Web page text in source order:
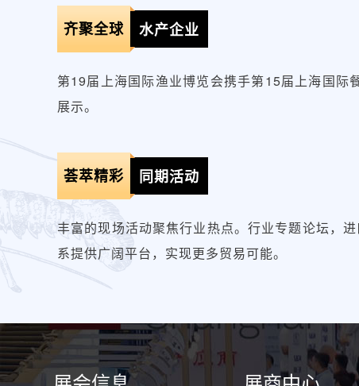
齐聚全球 水产企业
第19届上海国际渔业博览会携手第15届上海国
展示。
荟萃精彩 同期活动
丰富的现场活动聚焦行业热点。行业专题论坛，
系提供广阔平台，实现更多贸易可能。